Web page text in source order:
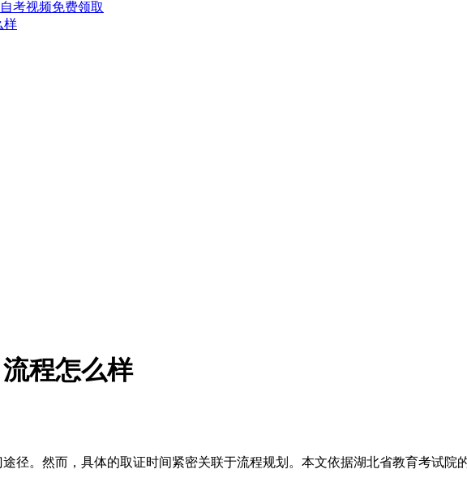
样
程怎么样
。然而，具体的取证时间紧密关联于流程规划。本文依据湖北省教育考试院